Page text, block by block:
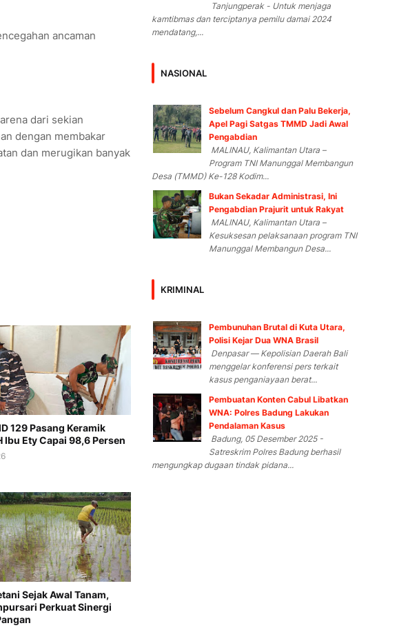
ancaman
dari sekian
dengan membakar
dan merugikan banyak
129 Pasang Keramik
Ibu Ety Capai 98,6 Persen
Sejak Awal Tanam,
Perkuat Sinergi
Tanjungperak - Untuk menjaga
kamtibmas dan terciptanya pemilu damai 2024
mendatang,...
NASIONAL
Sebelum Cangkul dan Palu Bekerja,
Apel Pagi Satgas TMMD Jadi Awal
Pengabdian
MALINAU, Kalimantan Utara –
Program TNI Manunggal Membangun
Desa (TMMD) Ke-128 Kodim...
Bukan Sekadar Administrasi, Ini
Pengabdian Prajurit untuk Rakyat
MALINAU, Kalimantan Utara –
Kesuksesan pelaksanaan program TNI
Manunggal Membangun Desa...
KRIMINAL
Pembunuhan Brutal di Kuta Utara,
Polisi Kejar Dua WNA Brasil
Denpasar — Kepolisian Daerah Bali
menggelar konferensi pers terkait
kasus penganiayaan berat...
Pembuatan Konten Cabul Libatkan
WNA: Polres Badung Lakukan
Pendalaman Kasus
Badung, 05 Desember 2025 -
Satreskrim Polres Badung berhasil
mengungkap dugaan tindak pidana...